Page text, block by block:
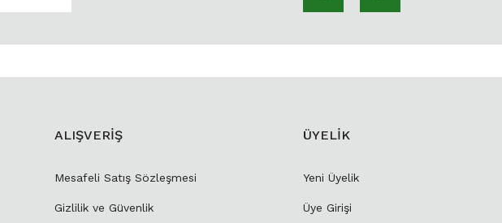
ALIŞVERİŞ
Mesafeli Satış Sözleşmesi
Gizlilik ve Güvenlik
ÜYELİK
Yeni Üyelik
Üye Girişi